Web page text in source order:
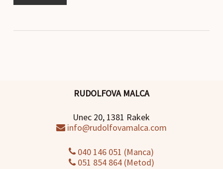
RUDOLFOVA MALCA
Unec 20, 1381 Rakek
info@rudolfovamalca.com
040 146 051 (Manca)
051 854 864 (Metod)